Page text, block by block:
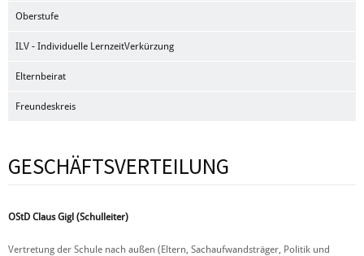
Oberstufe
ILV - Individuelle LernzeitVerkürzung
Elternbeirat
Freundeskreis
GESCHÄFTSVERTEILUNG
OStD Claus Gigl (Schulleiter)
Vertretung der Schule nach außen (Eltern, Sachaufwandsträger, Politik und